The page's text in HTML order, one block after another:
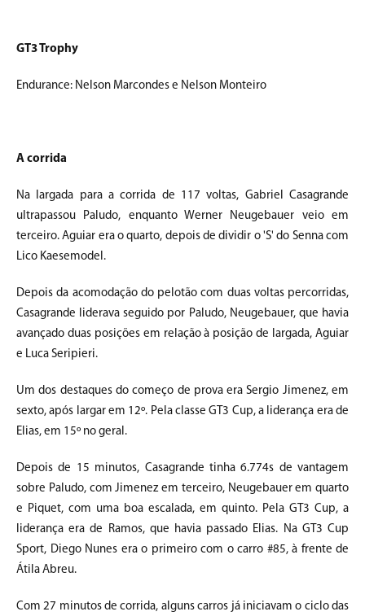
GT3 Trophy
Endurance: Nelson Marcondes e Nelson Monteiro
A corrida
Na largada para a corrida de 117 voltas, Gabriel Casagrande
ultrapassou Paludo, enquanto Werner Neugebauer veio em
terceiro. Aguiar era o quarto, depois de dividir o 'S' do Senna com
Lico Kaesemodel.
Depois da acomodação do pelotão com duas voltas percorridas,
Casagrande liderava seguido por Paludo, Neugebauer, que havia
avançado duas posições em relação à posição de largada, Aguiar
e Luca Seripieri.
Um dos destaques do começo de prova era Sergio Jimenez, em
sexto, após largar em 12º. Pela classe GT3 Cup, a liderança era de
Elias, em 15º no geral.
Depois de 15 minutos, Casagrande tinha 6.774s de vantagem
sobre Paludo, com Jimenez em terceiro, Neugebauer em quarto
e Piquet, com uma boa escalada, em quinto. Pela GT3 Cup, a
liderança era de Ramos, que havia passado Elias. Na GT3 Cup
Sport, Diego Nunes era o primeiro com o carro #85, à frente de
Átila Abreu.
Com 27 minutos de corrida, alguns carros já iniciavam o ciclo das